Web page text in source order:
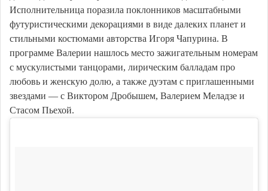
Исполнительница поразила поклонников масштабными
футуристическими декорациями в виде далеких планет и
стильными костюмами авторства Игоря Чапурина. В
программе Валерии нашлось место зажигательным номерам
с мускулистыми танцорами, лирическим балладам про
любовь и женскую долю, а также дуэтам с приглашенными
звездами — с Виктором Дробышем, Валерием Меладзе и
Стасом Пьехой.